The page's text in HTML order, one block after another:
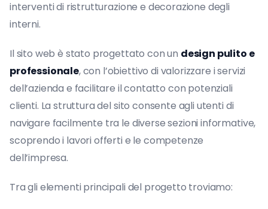
interventi di ristrutturazione e decorazione degli
interni.
Il sito web è stato progettato con un design pulito e
professionale, con l’obiettivo di valorizzare i servizi
dell’azienda e facilitare il contatto con potenziali
clienti. La struttura del sito consente agli utenti di
navigare facilmente tra le diverse sezioni informative,
scoprendo i lavori offerti e le competenze
dell’impresa.
Tra gli elementi principali del progetto troviamo: